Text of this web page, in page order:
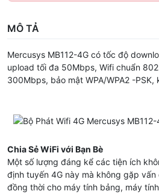
MÔ TẢ
Mercusys MB112-4G có tốc độ
upload tối đa 50Mbps, Wifi chuẩn
300Mbps, bảo mật WPA/WPA2 -
Chia Sẻ WiFi với Bạn Bè
Một số lượng đáng kể các tiện ích
định tuyến 4G này mà không gặp
đồng thời cho máy tính bảng, máy